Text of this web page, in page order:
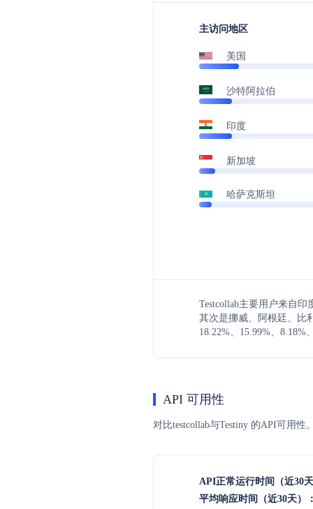
主访问地区
美国
沙特阿拉伯
印度
新加坡
哈萨克斯坦
Testcollab主要用户来自印
其次是挪威、阿根廷、比
18.22%、15.99%、8.18%
API 可用性
对比testcollab与Testiny 的API可用
API正常运行时间（近30
平均响应时间（近30天）